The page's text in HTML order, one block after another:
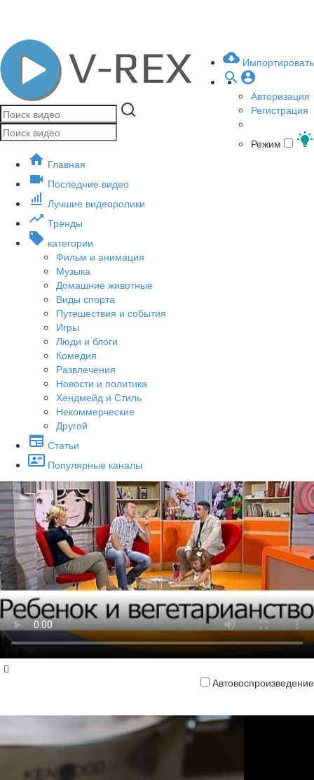
Импортировать
Авторизация
Регистрация
Режим
Главная
Последние видео
Лучшие видеоролики
Тренды
категории
Фильм и анимация
Музыка
Домашние животные
Виды спорта
Путешествия и события
Игры
Люди и блоги
Комедия
Развлечения
Новости и политика
Хендмейд и Стиль
Некоммерческие
Другой
Статьи
Популярные каналы
Автовоспроизведение